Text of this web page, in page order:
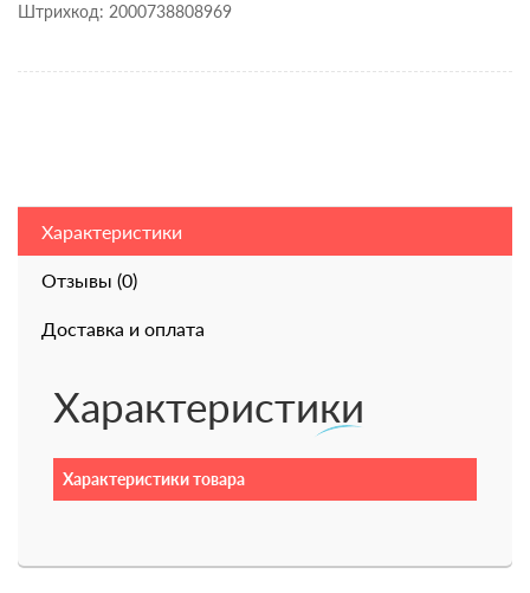
Штрихкод: 2000738808969
Характеристики
Отзывы (0)
Доставка и оплата
Характеристики
Характеристики товара